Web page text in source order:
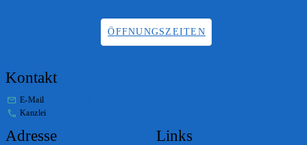
ÖFFNUNGSZEITEN
Kontakt
E-Mail
Kanzlei
Adresse Links